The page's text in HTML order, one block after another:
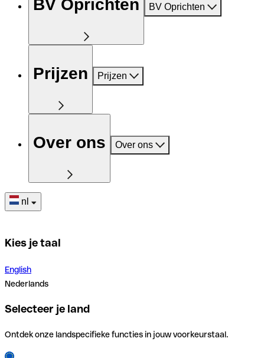
BV Oprichten BV Oprichten
Prijzen Prijzen
Over ons Over ons
nl
Kies je taal
English
Nederlands
Selecteer je land
Ontdek onze landspecifieke functies in jouw voorkeurstaal.